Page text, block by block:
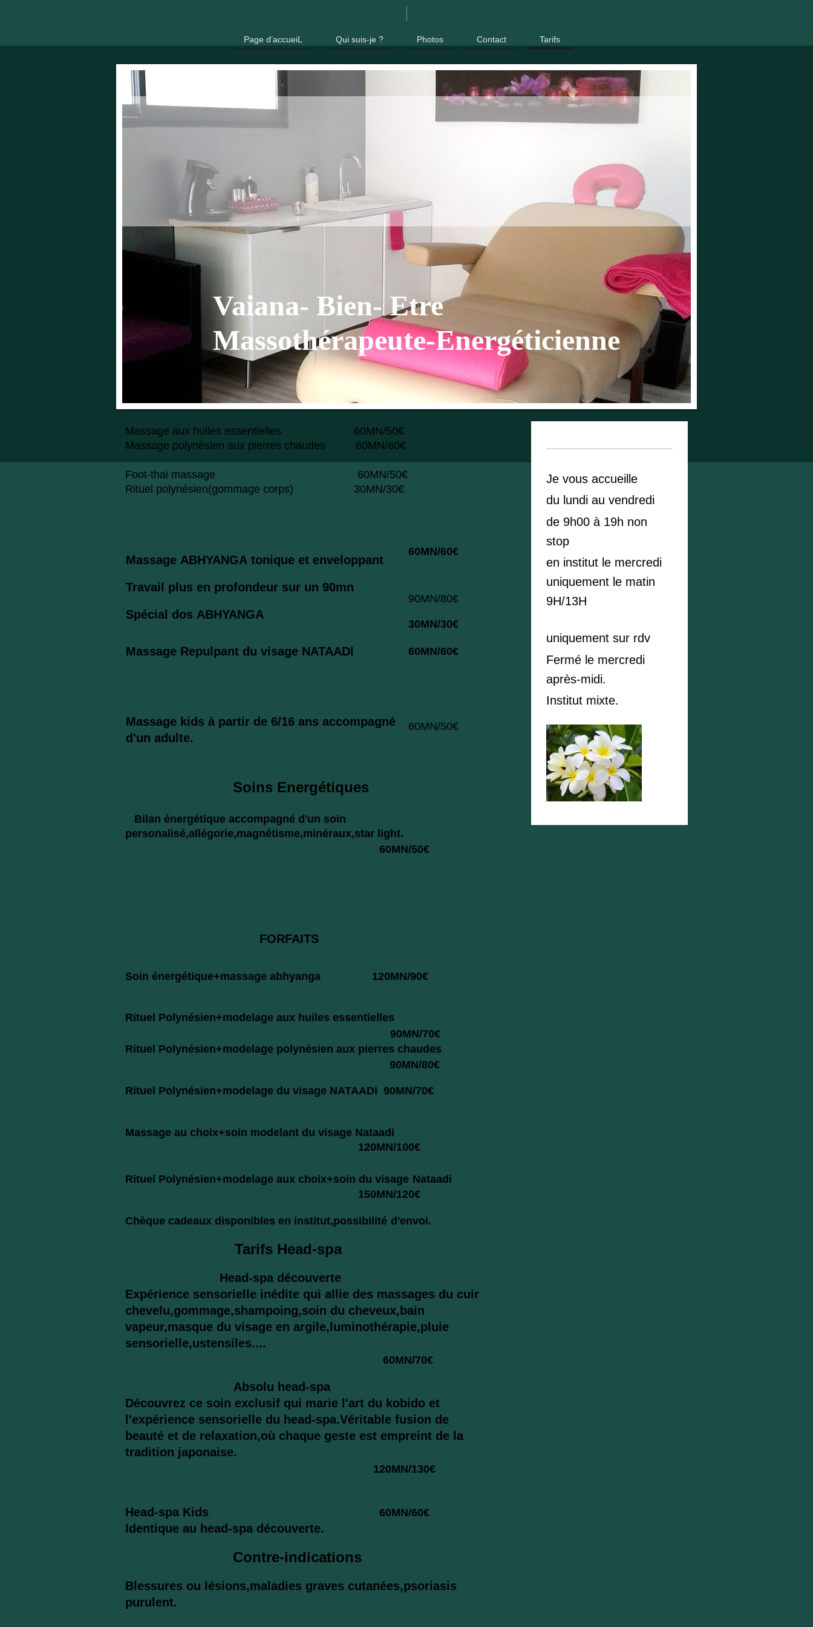
Page d’accueiL Qui suis-je ? Photos Contact Tarifs
Vaiana- Bien- Etre
Massothérapeute-Energéticienne
Massage aux huiles essentielles
60MN/50€
Massage polynésien aux pierres chaudes 60MN/60€
Foot-thai massage 60MN/50€
Rituel polynésien(gommage corps) 30MN/30€
Massage ABHYANGA tonique et enveloppant
Travail plus en profondeur sur un 90mn
Spécial dos ABHYANGA
60MN/60€
90MN/80€
30MN/30€
Massage Repulpant du visage NATAADI 60MN/60€
Massage kids à partir de 6/16 ans accompagné
d'un adulte.
60MN/50€
Soins Energétiques
Bilan énergétique accompagné d'un soin
personalisé,allégorie,magnétisme,minéraux,star light.
60MN/50€
FORFAITS
Soin énergétique+massage abhyanga 120MN/90€
Rituel Polynésien+modelage aux huiles essentielles
90MN/70€
Rituel Polynésien+modelage polynésien aux pierres chaudes
90MN/80€
Rituel Polynésien+modelage du visage NATAADI 90MN/70€
Massage au choix+soin modelant du visage Nataadi
120MN/100€
Rituel Polynésien+modelage aux choix+soin du visage Nataadi
150MN/120€
Chèque cadeaux disponibles en institut,possibilité d'envoi.
Tarifs Head-spa
Head-spa découverte
Expérience sensorielle inédite qui allie des massages du cuir
chevelu,gommage,shampoing,soin du cheveux,bain
vapeur,masque du visage en argile,luminothérapie,pluie
sensorielle,ustensiles....
60MN/70€
Absolu head-spa
Découvrez ce soin exclusif qui marie l'art du kobido et
l'expérience sensorielle du head-spa.Véritable fusion de
beauté et de relaxation,où chaque geste est empreint de la
tradition japonaise.
120MN/130€
Head-spa Kids 60MN/60€
Identique au head-spa découverte.
Contre-indications
Blessures ou lésions,maladies graves cutanées,psoriasis
purulent.
Je vous accueille
du lundi au vendredi
de 9h00 à 19h non
stop
en institut le mercredi
uniquement le matin
9H/13H
uniquement sur rdv
Fermé le mercredi
après-midi.
Institut mixte.